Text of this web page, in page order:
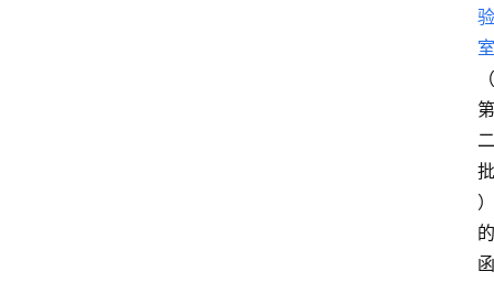
验
室
（
第
二
批
）
的
函